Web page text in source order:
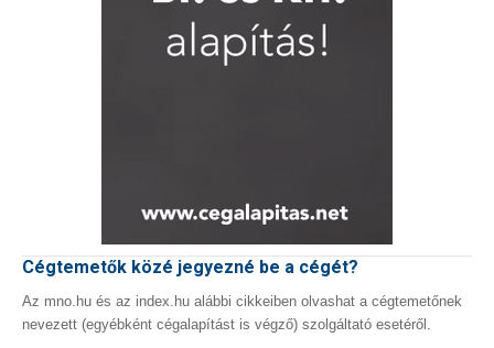
Cégtemetők közé jegyezné be a cégét?
Az mno.hu és az index.hu alábbi cikkeiben olvashat a cégtemetőnek
nevezett (egyébként cégalapítást is végző) szolgáltató esetéről.